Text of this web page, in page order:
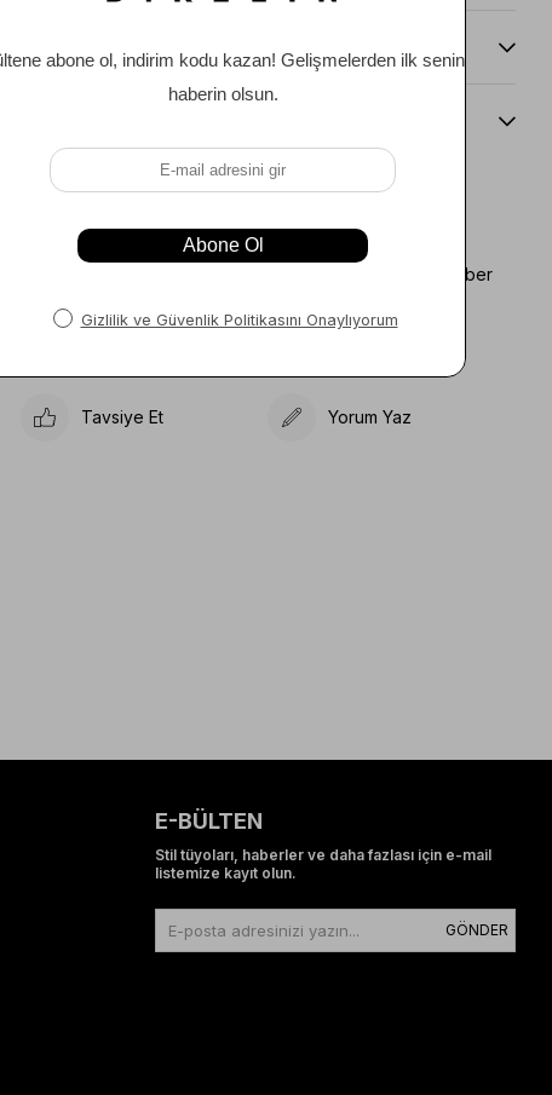
Fiyat Düşünce Haber
Tavsiye Et Yorum Yaz
E-BÜLTEN
Stil tüyoları, haberler ve daha fazlası için e-mail
listemize kayıt olun.
GÖNDER